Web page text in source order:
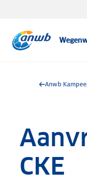
Anwb
CKE